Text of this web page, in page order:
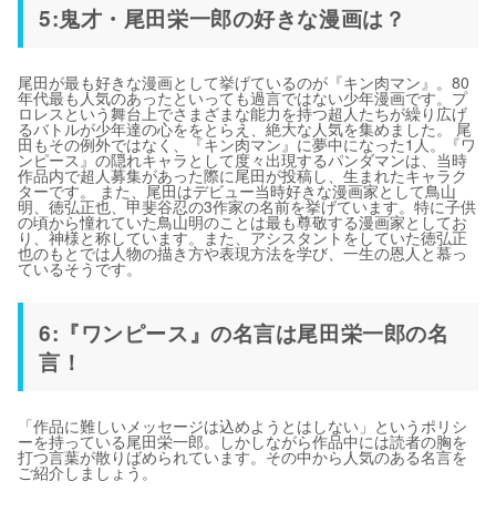
5:鬼才・尾田栄一郎の好きな漫画は？
尾田が最も好きな漫画として挙げているのが『キン肉マン』。80
年代最も人気のあったといっても過言ではない少年漫画です。プ
ロレスという舞台上でさまざまな能力を持つ超人たちが繰り広げ
るバトルが少年達の心ををとらえ、絶大な人気を集めました。 尾
田もその例外ではなく、『キン肉マン』に夢中になった1人。『ワ
ンピース』の隠れキャラとして度々出現するパンダマンは、当時
作品内で超人募集があった際に尾田が投稿し、生まれたキャラク
ターです。 また、尾田はデビュー当時好きな漫画家として鳥山
明、徳弘正也、甲斐谷忍の3作家の名前を挙げています。特に子供
の頃から憧れていた鳥山明のことは最も尊敬する漫画家としてお
り、神様と称しています。また、アシスタントをしていた徳弘正
也のもとでは人物の描き方や表現方法を学び、一生の恩人と慕っ
ているそうです。
6:『ワンピース』の名言は尾田栄一郎の名
言！
「作品に難しいメッセージは込めようとはしない」というポリシ
ーを持っている尾田栄一郎。しかしながら作品中には読者の胸を
打つ言葉が散りばめられています。その中から人気のある名言を
ご紹介しましょう。